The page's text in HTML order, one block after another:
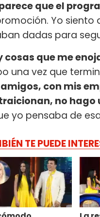
que el
Yo siento
dadas para
cosas que me
una vez que
con mis
no hago
yo pensaba de
TE PUEDE